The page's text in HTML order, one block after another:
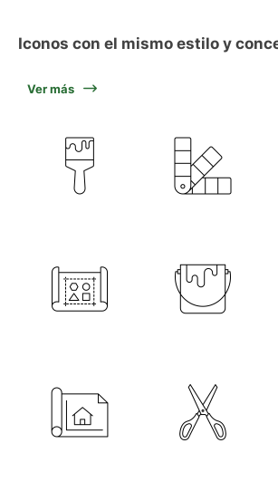
Iconos con el mismo estilo y
Ver más